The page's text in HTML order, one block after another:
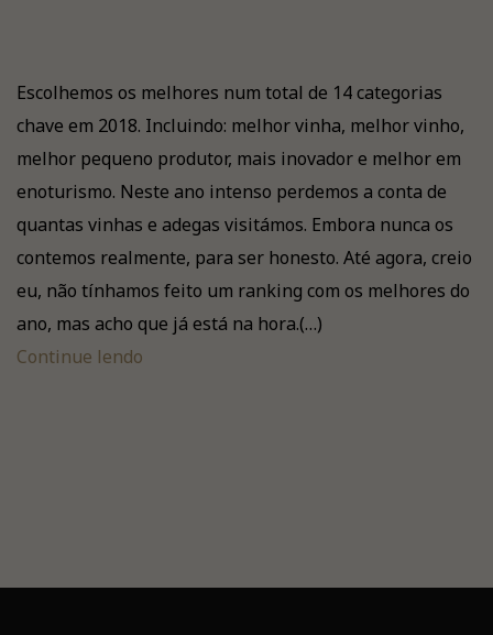
Escolhemos os melhores num total de 14 categorias
chave em 2018. Incluindo: melhor vinha, melhor vinho,
melhor pequeno produtor, mais inovador e melhor em
enoturismo. Neste ano intenso perdemos a conta de
quantas vinhas e adegas visitámos. Embora nunca os
contemos realmente, para ser honesto. Até agora, creio
eu, não tínhamos feito um ranking com os melhores do
ano, mas acho que já está na hora.(…)
Continue lendo